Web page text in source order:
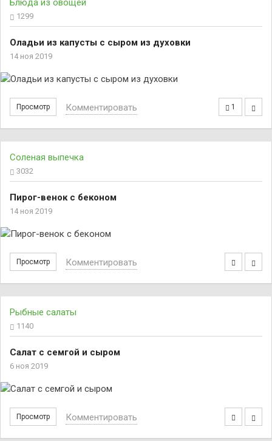
Блюда из овощей
1299
Оладьи из капусты с сыром из духовки
14 ноя 2019
Просмотр 1
Комментировать
Соленая выпечка
3032
Пирог-венок с беконом
14 ноя 2019
Просмотр Комментировать
Рыбные салаты
1140
Салат с семгой и сыром
6 ноя 2019
Просмотр Комментировать